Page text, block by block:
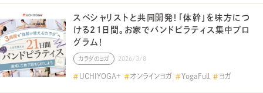
スペシャリストと共同開発！「体幹」を味方につ
ける21日間。お家でバンドピラティス集中プロ
グラム！
カラダのヨガ 2026/3/8
UCHIYOGA＋ オンラインヨガ YogaFull ヨガ